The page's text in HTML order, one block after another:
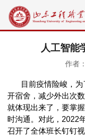
人工智能
作者
目前疫情险峻，
开宿舍，减少外出次
就体现出来了，要掌
时沟通。对此，2022
召开了全体班长钉钉视